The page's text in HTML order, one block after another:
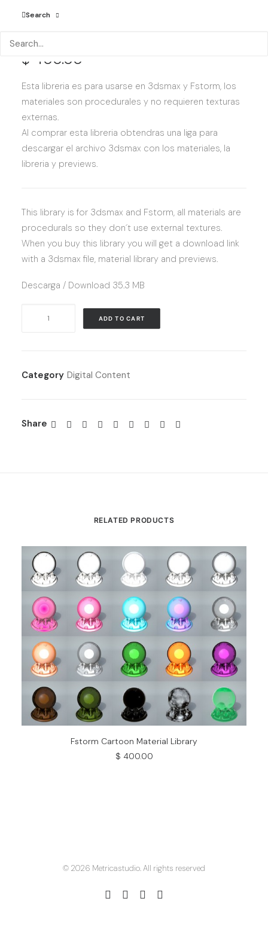
Search
$ 400.00
Esta libreria es para usarse en 3dsmax y Fstorm, los
materiales son procedurales y no requieren texturas
externas.
Al comprar esta libreria obtendras una liga para
descargar el archivo 3dsmax con los materiales, la
libreria y previews.
This library is for 3dsmax and Fstorm, all materials are
procedurals so they don´t use external textures.
When you buy this library you will get a download link
with a 3dsmax file, material library and previews.
Descarga / Download 35.3 MB
quantity
ADD TO CART
Category Digital Content
Share
RELATED PRODUCTS
ADD TO CART
Fstorm Cartoon Material Library
$ 400.00
© 2026 Metricastudio. All rights reserved